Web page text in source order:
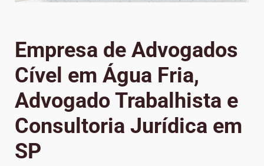
Empresa de Advogados
Cível em Água Fria,
Advogado Trabalhista e
Consultoria Jurídica em
SP